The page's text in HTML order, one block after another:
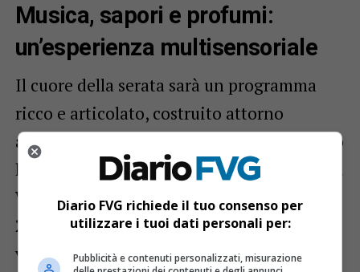
Musica, sapori e profumi:
un’esperienza multisensoriale
Il cuore della serata sarà un programma
ricco e articolato, costruito attorno
all’incontro tra arti diverse. In primo piano
la musica dal vivo, con unensemble della
Wiener Symphoniker in programma alle
20, seguito alle 21 dall’esibizione del
violinista e compositore triestino
Diario FVG richiede il tuo consenso per
utilizzare i tuoi dati personali per:
Pubblicità e contenuti personalizzati, misurazione